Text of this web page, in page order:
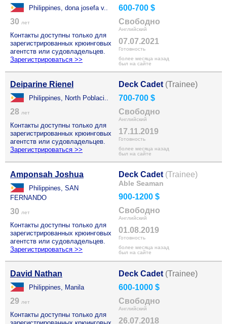
Philippines, dona josefa v..
30 лет
Контакты доступны только для
зарегистрированных крюинговых
агентств или судовладельцев.
Зарегистрироваться >>
600-700 $
Свободно
Английский
07.07.2021
Готовность
более месяца назад
был на сайте
Deiparine Rienel
Philippines, North Poblaci..
28 лет
Контакты доступны только для
зарегистрированных крюинговых
агентств или судовладельцев.
Зарегистрироваться >>
Deck Cadet (Trainee)
700-700 $
Свободно
Английский
17.11.2019
Готовность
более месяца назад
был на сайте
Amponsah Joshua
Philippines, SAN
FERNANDO
30 лет
Контакты доступны только для
зарегистрированных крюинговых
агентств или судовладельцев.
Зарегистрироваться >>
Deck Cadet (Trainee)
Able Seaman
900-1200 $
Свободно
Английский
01.08.2019
Готовность
более месяца назад
был на сайте
David Nathan
Philippines, Manila
29 лет
Контакты доступны только для
Deck Cadet (Trainee)
600-1000 $
Свободно
Английский
26.07.2018